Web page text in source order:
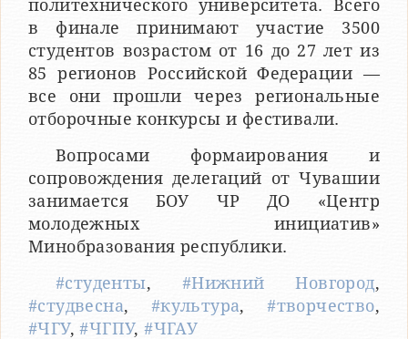
политехнического университета. Всего
в финале принимают участие 3500
студентов возрастом от 16 до 27 лет из
85 регионов Российской Федерации —
все они прошли через региональные
отборочные конкурсы и фестивали.
Вопросами формаирования и
сопровождения делегаций от Чувашии
занимается БОУ ЧР ДО «Центр
молодежных инициатив»
Минобразования республики.
#студенты, #Нижний Новгород,
#студвесна, #культура,#творчество,
#ЧГУ,#ЧГПУ,#ЧГАУ